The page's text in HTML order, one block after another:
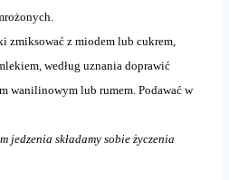
zmiksować z miodem lub cukrem,
według uznania doprawić
wanilinowym lub rumem. Podawać w
jedzenia składamy sobie życzenia